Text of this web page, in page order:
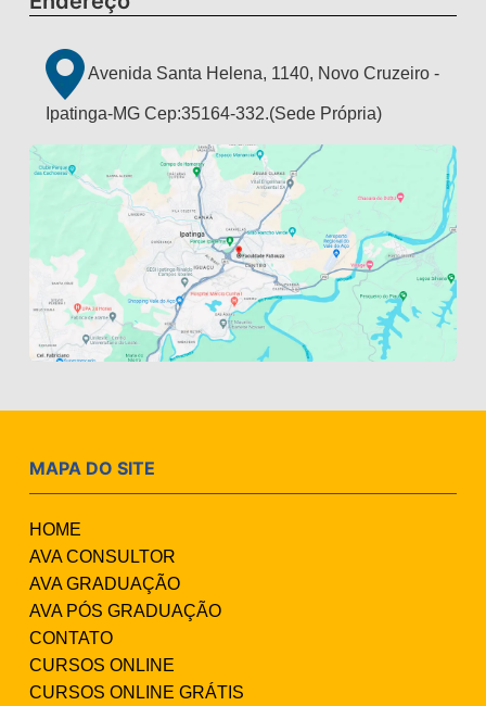
Avenida Santa Helena, 1140, Novo Cruzeiro -
Ipatinga-MG Cep:35164-332.(Sede Própria)
MAPA DO SITE
HOME
AVA CONSULTOR
AVA GRADUAÇÃO
AVA PÓS GRADUAÇÃO
CONTATO
CURSOS ONLINE
CURSOS ONLINE GRÁTIS